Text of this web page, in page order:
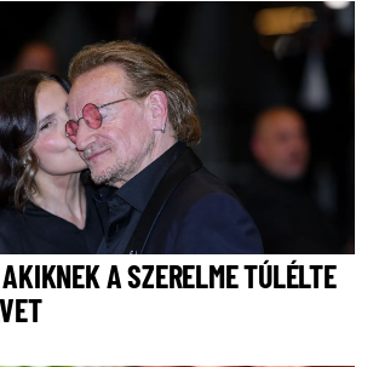
A SZERELME TÚLÉLTE